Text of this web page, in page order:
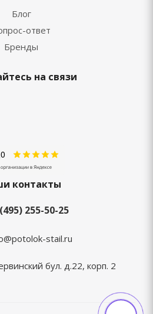
Блог
ответ
Бренды
на связи
контакты
255-50-25
stail.ru
бул. д.22, корп. 2